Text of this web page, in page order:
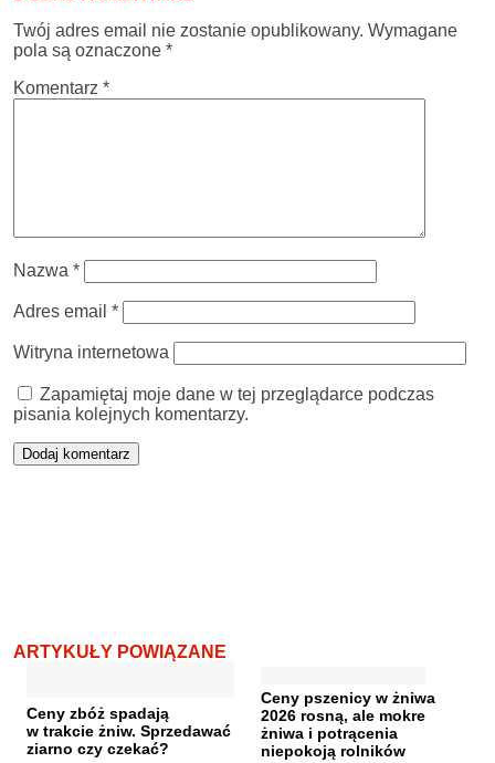
Twój adres email nie zostanie opublikowany. Wymagane
pola są oznaczone *
Komentarz *
Nazwa *
Adres email *
Witryna internetowa
Zapamiętaj moje dane w tej przeglądarce podczas
pisania kolejnych komentarzy.
ARTYKUŁY POWIĄZANE
Ceny zbóż spadają
w trakcie żniw. Sprzedawać
ziarno czy czekać?
Ceny pszenicy w żniwa
2026 rosną, ale mokre
żniwa i potrącenia
niepokoją rolników